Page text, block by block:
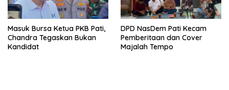
Masuk Bursa Ketua PKB Pati,
Chandra Tegaskan Bukan
Kandidat
DPD NasDem Pati Kecam
Pemberitaan dan Cover
Majalah Tempo